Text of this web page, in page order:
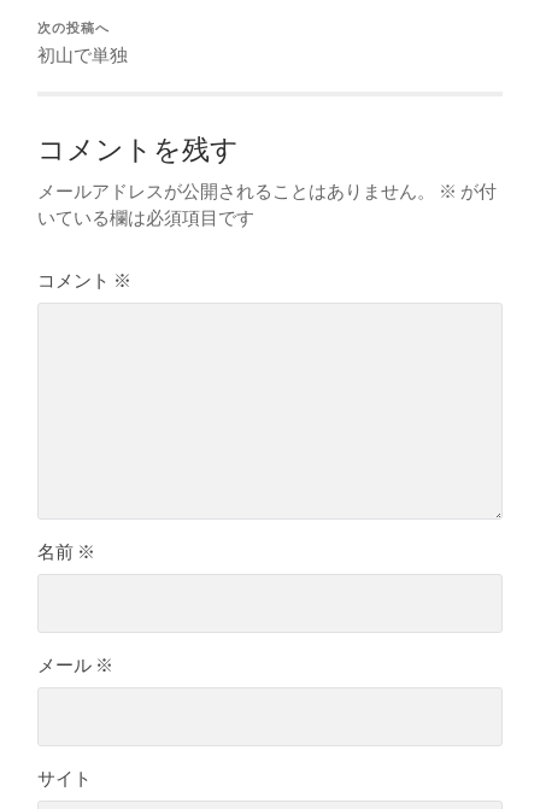
次の投稿へ
初山で単独
コメントを残す
メールアドレスが公開されることはありません。 ※ が付
いている欄は必須項目です
コメント ※
名前 ※
メール ※
サイト